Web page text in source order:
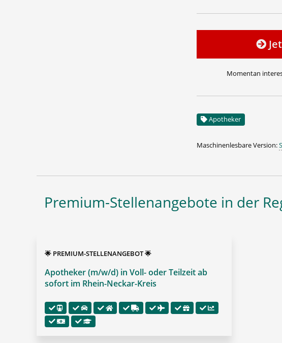
Momentan
Apotheker
Maschinenlesbare Version:
Premium-Stellenangebote in der
🌟 PREMIUM-STELLENANGEBOT 🌟
Apotheker (m/w/d) in Voll- oder Teilzeit ab
sofort im Rhein-Neckar-Kreis